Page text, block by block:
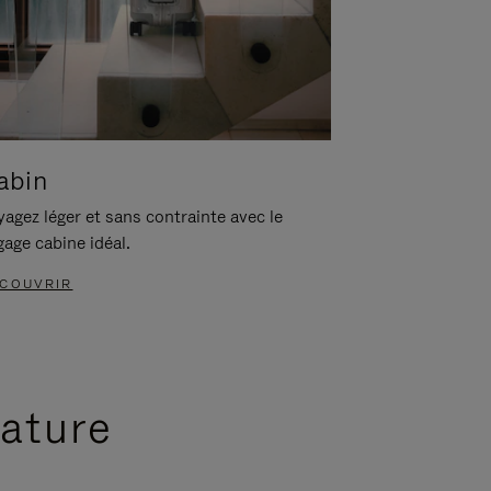
léger et sans contrainte avec le
cabine idéal.